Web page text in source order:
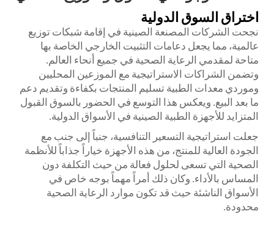
اختراق السوق الدولية
نجحت الشركات المصنعة الصينية في إقامة شبكات توزيع
عالمية، مما يجعل دعامات التثبيت الخارجي الخاصة بها
متاحة لمقدمي الرعاية الصحية في جميع أنحاء العالم.
وتضمن الشراكات الاستراتيجية مع الموزعين المحليين
وموردي معدات الطبية تسليم المنتجات بكفاءة وتقديم دعم
ما بعد البيع. ويعكس هذا التوسع في الحضور بالسوق القبول
المتزايد للأجهزة الطبية الصينية في الأسواق الدولية.
جعلت استراتيجية التسعير التنافسية، جنباً إلى جنب مع
الجودة العالية للمنتج، من هذه الأجهزة خياراً جذاباً للأنظمة
الصحية التي تسعى لحلول فعالة من حيث التكلفة دون
المساس بالأداء. وكان ذلك أمراً مهماً بوجه خاص في
الأسواق الناشئة حيث قد تكون موارد الرعاية الصحية
محدودة.